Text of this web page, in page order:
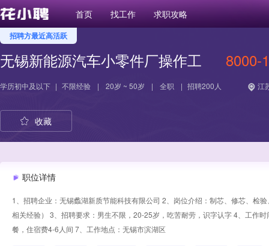
首页 找工作 求职攻略
招聘方最近高活跃
无锡新能源汽车小零件厂操作工 8000-
学历初中及以下 | 不限经验 | 20岁 ~ 50岁 | 全职 | 招聘200人 江
收藏
职位详情
1、招聘企业：无锡蠡湖新质节能科技有限公司 2、岗位介绍：制芯、修芯、检
相关经验） 3、招聘要求：男生不限，20-25岁，吃苦耐劳，识字认字 4、工作
餐，住宿费4-6人间 7、工作地点：无锡市滨湖区